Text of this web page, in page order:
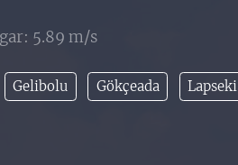
5.89 m/s
Gelibolu Gökçeada Lapseki